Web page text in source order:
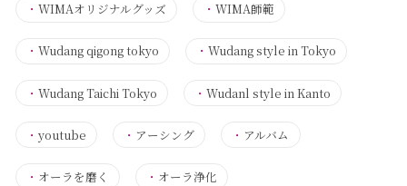
・ WIMAオリジナルグッズ ・WIMA師範
・ Wudang qigong tokyo ・Wudang style in Tokyo
・ Wudang Taichi Tokyo ・Wudanl style in Kanto
・ youtube ・ アーシング ・ アルバム
・ オーラを磨く ・ オーラ浄化